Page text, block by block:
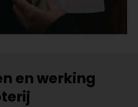
en werking